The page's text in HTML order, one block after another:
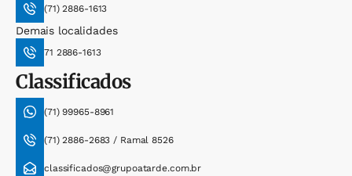
(71) 2886-1613
Demais localidades
71 2886-1613
Classificados
(71) 99965-8961
(71) 2886-2683 / Ramal 8526
classificados@grupoatarde.com.br